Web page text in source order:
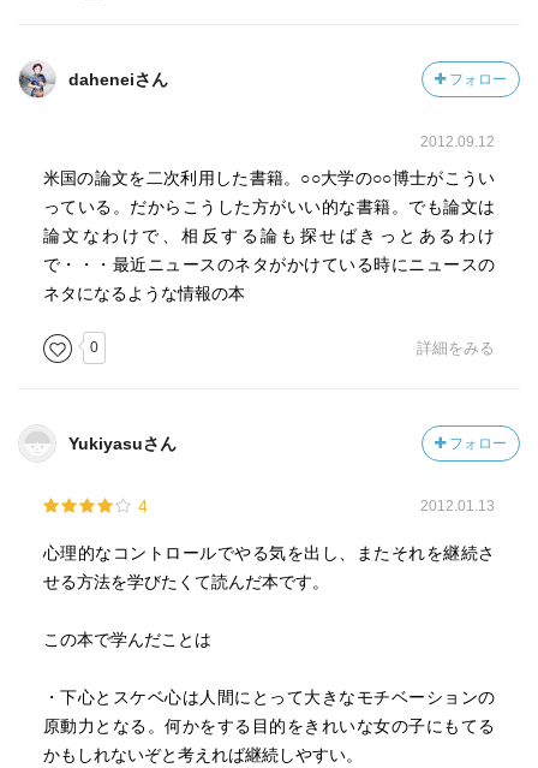
daheneiさん フォロー
2012.09.12
米国の論文を二次利用した書籍。○○大学の○○博士がこうい
っている。だからこうした方がいい的な書籍。でも論文は
論文なわけで、相反する論も探せばきっとあるわけ
で・・・最近ニュースのネタがかけている時にニュースの
ネタになるような情報の本
0 詳細をみる
Yukiyasuさん フォロー
4 2012.01.13
心理的なコントロールでやる気を出し、またそれを継続さ
せる方法を学びたくて読んだ本です。
この本で学んだことは
・下心とスケベ心は人間にとって大きなモチベーションの
原動力となる。何かをする目的をきれいな女の子にもてる
かもしれないぞと考えれば継続しやすい。